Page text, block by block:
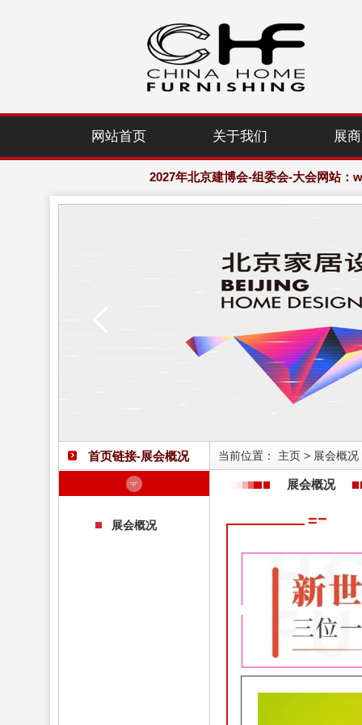
网站首页 关于我们 展
2027年北京建博会-组委会-大会网站：
2027年北京建博会-组委会-大会网站：
欢迎访问·2027年北京国际家居产业
首页链接-展会概况
展会概况
当前位置： 主页 > 展会概况
展会概况